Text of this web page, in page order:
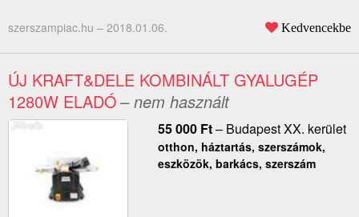
szerszampiac.hu – 2018.01.06. Kedvencekbe
ÚJ KRAFT&DELE KOMBINÁLT GYALUGÉP
1280W ELADÓ– nem használt
55 000 Ft– Budapest XX. kerület
otthon, háztartás, szerszámok,
eszközök, barkács, szerszám